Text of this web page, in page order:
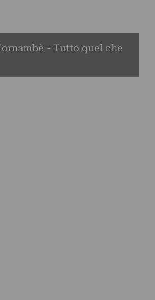
- Tutto quel che